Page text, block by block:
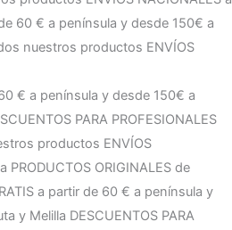
y MelillaDESCUENTOS PARA
EspañaPRODUCTOS ORIGINALES
€ a península y desde 150€ a
PARA PROFESIONALES
productos ENVÍOS
PRODUCTOS ORIGINALES de
a partir de 60 € a península y
y Melilla DESCUENTOS PARA